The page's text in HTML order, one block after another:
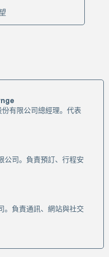
有限公司總經理。代表
公司。負責預訂、行程安
。負責通訊、網站與社交